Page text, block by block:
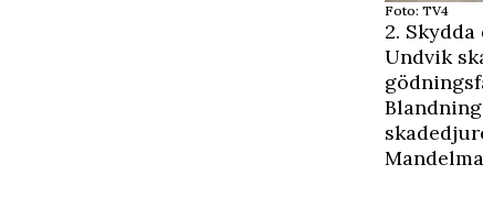
Foto: TV4
2.
Undvik